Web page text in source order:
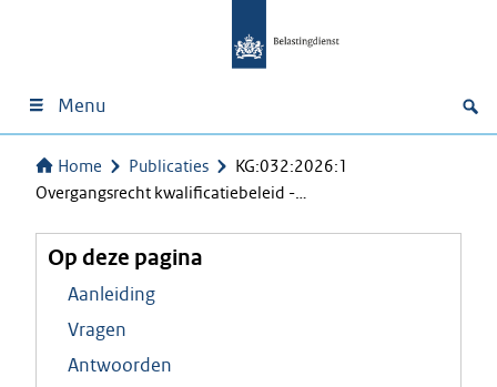
Menu
Home Publicaties
KG:032:2026:1
Overgangsrecht kwalificatiebeleid -…
Op deze pagina
Aanleiding
Vragen
Antwoorden